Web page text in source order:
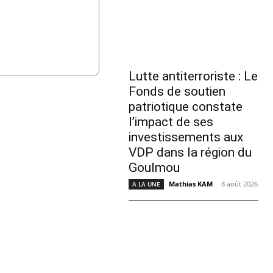
Lutte antiterroriste : Le
Fonds de soutien
patriotique constate
l’impact de ses
investissements aux
VDP dans la région du
Goulmou
A LA UNE Mathias KAM - 8 août 2026